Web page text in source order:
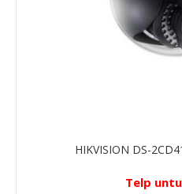
HIKVISION DS-
Telp